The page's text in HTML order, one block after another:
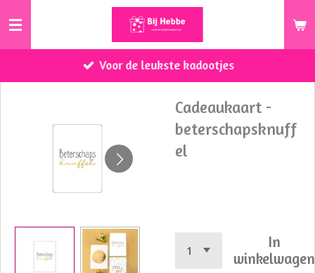
Ga
de
Voor de leukste kadootjes
Cadeaukaart -
beterschapsknuff
el
In
winkelwagen